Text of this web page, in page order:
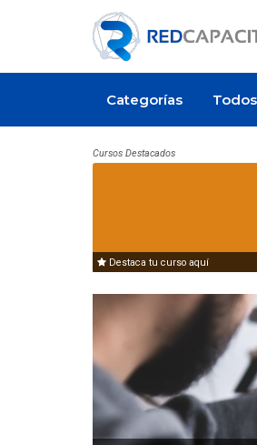
Categorías
Cursos Destacados
Destaca tu curso aquí